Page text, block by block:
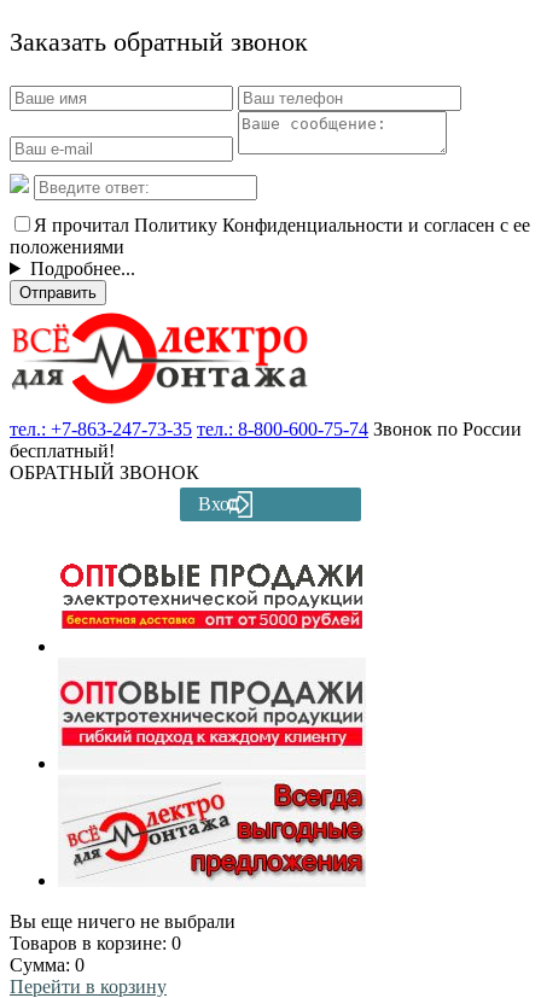
Заказать обратный звонок
Я прочитал Политику Конфиденциальности и согласен с ее
положениями
Подробнее...
Отправить
тел.: +7-863-247-73-35 тел.: 8-800-600-75-74 Звонок по России
бесплатный!
ОБРАТНЫЙ ЗВОНОК
Вход
Вы еще ничего не выбрали
Товаров в корзине: 0
Сумма: 0
Перейти в корзину